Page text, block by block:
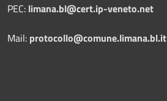
PEC: limana.bl@cert.ip-veneto.net
Mail: protocollo@comune.limana.bl.it